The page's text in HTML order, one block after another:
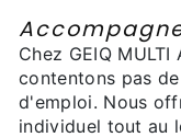
Chez GEIQ
contentons pas
d'emploi. Nous
individuel tout au